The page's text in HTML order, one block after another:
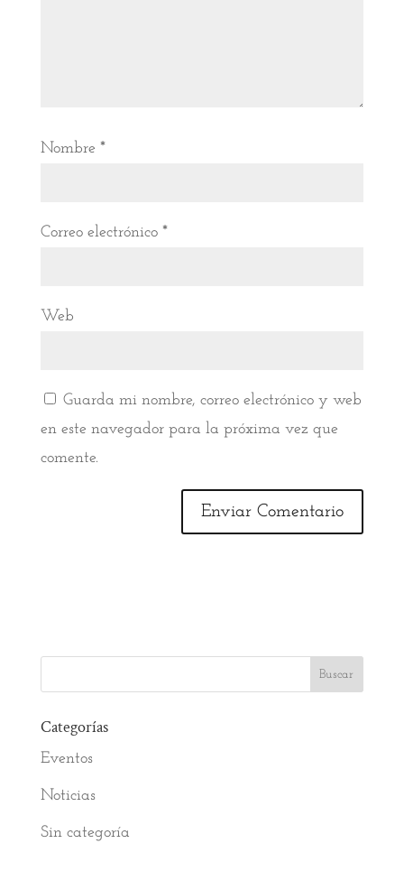
Nombre *
Correo electrónico *
Web
Guarda mi nombre, correo electrónico y web
en este navegador para la próxima vez que
comente.
Categorías
Eventos
Noticias
Sin categoría